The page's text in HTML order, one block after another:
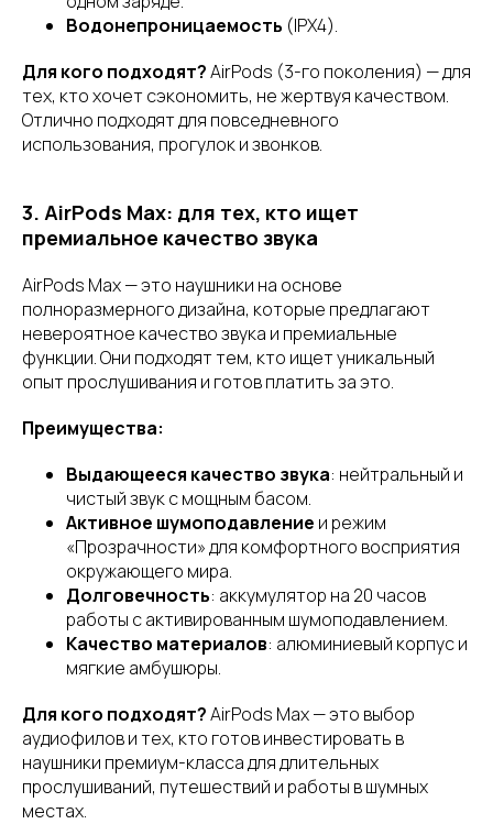
Водонепроницаемость (IPX4).
Для кого подходят?AirPods (3-го поколения) — для
тех, кто хочет сэкономить, не жертвуя качеством.
Отлично подходят для повседневного
использования, прогулок и звонков.
3. AirPods Max: для тех, кто ищет
премиальное качество звука
AirPods Max — это наушники на основе
полноразмерного дизайна, которые предлагают
невероятное качество звука и премиальные
функции. Они подходят тем, кто ищет уникальный
опыт прослушивания и готов платить за это.
Преимущества:
Выдающееся качество звука: нейтральный и
чистый звук с мощным басом.
Активное шумоподавление и режим
«Прозрачности» для комфортного восприятия
окружающего мира.
Долговечность: аккумулятор на 20 часов
работы с активированным шумоподавлением.
Качество материалов: алюминиевый корпус и
мягкие амбушюры.
Для кого подходят?AirPods Max — это выбор
аудиофилов и тех, кто готов инвестировать в
наушники премиум-класса для длительных
прослушиваний, путешествий и работы в шумных
местах.